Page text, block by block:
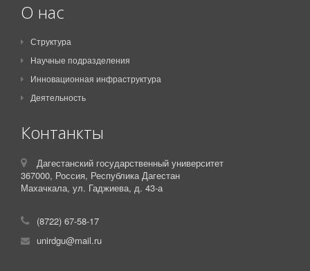
О нас
Структура
Научные подразделения
Инновационная инфраструктура
Деятельность
Контанкты
Дагестанский государственный университет
367000, Россия, Республика Дагестан
Махачкала, ул. Гаджиева, д. 43-а
(8722) 67-58-17
unirdgu@mail.ru